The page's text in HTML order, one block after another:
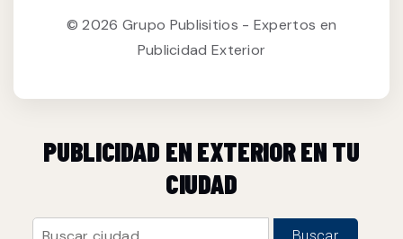
© 2026 Grupo Publisitios - Expertos en
Publicidad Exterior
PUBLICIDAD EN EXTERIOR EN TU
CIUDAD